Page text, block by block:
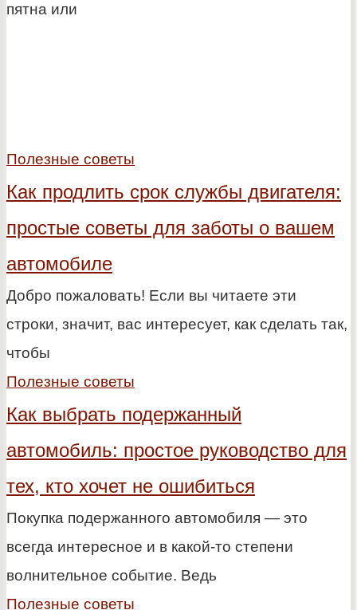
пятна или
Полезные советы
Как продлить срок службы двигателя:
простые советы для заботы о вашем
автомобиле
Добро пожаловать! Если вы читаете эти
строки, значит, вас интересует, как сделать так,
чтобы
Полезные советы
Как выбрать подержанный
автомобиль: простое руководство для
тех, кто хочет не ошибиться
Покупка подержанного автомобиля — это
всегда интересное и в какой-то степени
волнительное событие. Ведь
Полезные советы